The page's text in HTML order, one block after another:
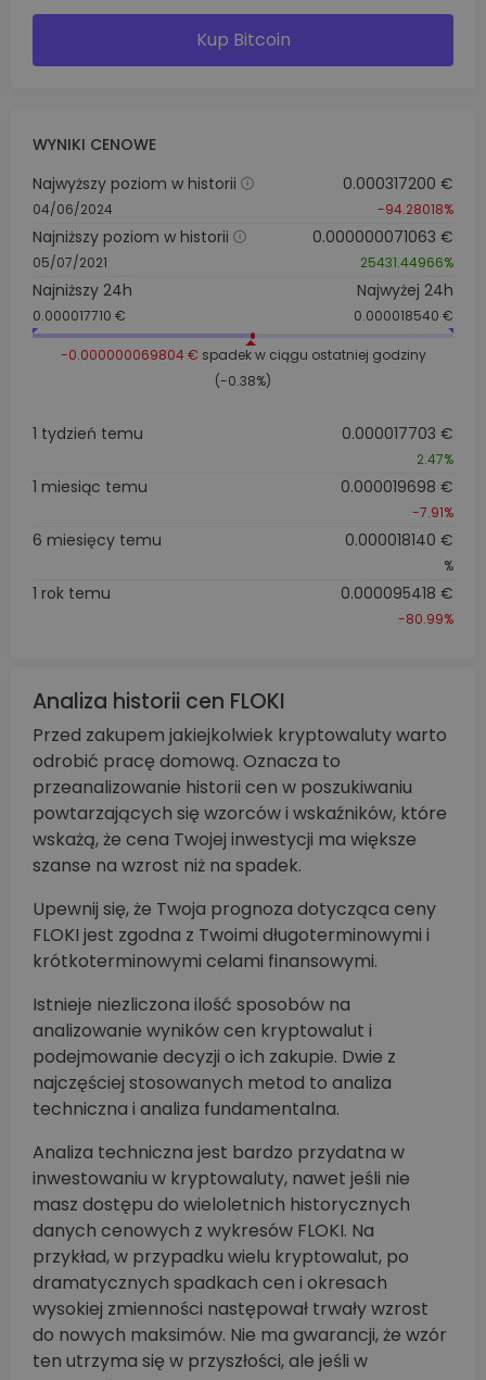
Kup Bitcoin
WYNIKI CENOWE
Najwyższy poziom w historii
04/06/2024
0.000317200 €
-94.28018%
Najniższy poziom w historii
05/07/2021
0.000000071063 €
25431.44966%
Najniższy 24h
0.000017710 €
Najwyżej 24h
0.000018540 €
-0.000000069804 € spadek w ciągu ostatniej godziny
(-0.38%)
1 tydzień temu 0.000017703 €
2.47%
1 miesiąc temu 0.000019698 €
-7.91%
6 miesięcy temu 0.000018140 €
%
1 rok temu 0.000095418 €
-80.99%
Analiza historii cen FLOKI
Przed zakupem jakiejkolwiek kryptowaluty warto
odrobić pracę domową. Oznacza to
przeanalizowanie historii cen w poszukiwaniu
powtarzających się wzorców i wskaźników, które
wskażą, że cena Twojej inwestycji ma większe
szanse na wzrost niż na spadek.
Upewnij się, że Twoja prognoza dotycząca ceny
FLOKI jest zgodna z Twoimi długoterminowymi i
krótkoterminowymi celami finansowymi.
Istnieje niezliczona ilość sposobów na
analizowanie wyników cen kryptowalut i
podejmowanie decyzji o ich zakupie. Dwie z
najczęściej stosowanych metod to analiza
techniczna i analiza fundamentalna.
Analiza techniczna jest bardzo przydatna w
inwestowaniu w kryptowaluty, nawet jeśli nie
masz dostępu do wieloletnich historycznych
danych cenowych z wykresów FLOKI. Na
przykład, w przypadku wielu kryptowalut, po
dramatycznych spadkach cen i okresach
wysokiej zmienności następował trwały wzrost
do nowych maksimów. Nie ma gwarancji, że wzór
ten utrzyma się w przyszłości, ale jeśli w